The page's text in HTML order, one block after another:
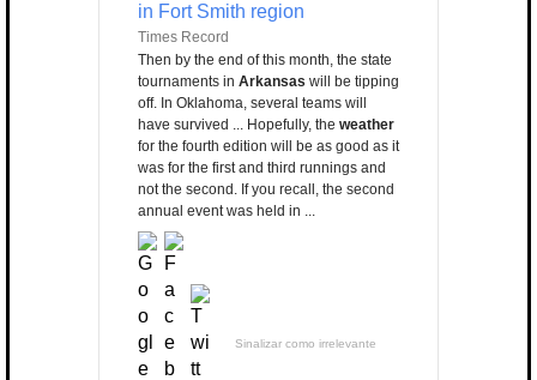
in Fort Smith region
Times Record
Then by the end of this month, the state
tournaments in Arkansas will be tipping
off. In Oklahoma, several teams will
have survived ... Hopefully, the weather
for the fourth edition will be as good as it
was for the first and third runnings and
not the second. If you recall, the second
annual event was held in ...
Sinalizar como irrelevante